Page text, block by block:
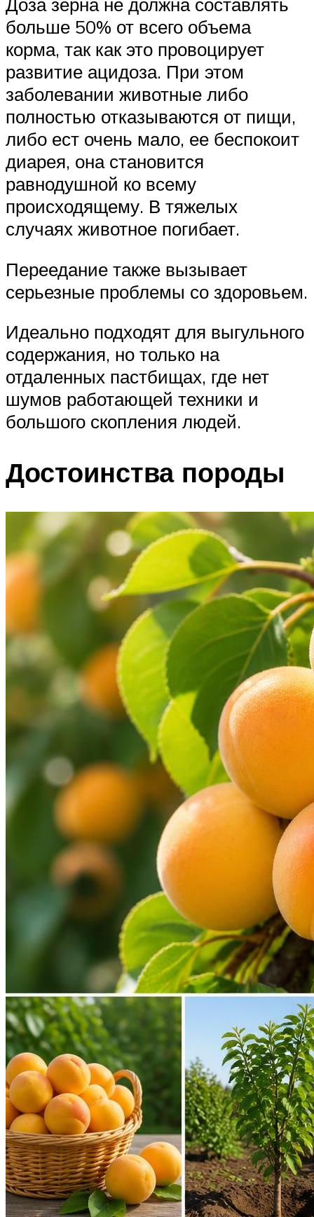
больше 50% от всего объема
корма, так как это провоцирует
развитие ацидоза. При этом
заболевании животные либо
полностью отказываются от пищи,
либо ест очень мало, ее беспокоит
диарея, она становится
равнодушной ко всему
происходящему. В тяжелых
случаях животное погибает.
Переедание также вызывает
серьезные проблемы со здоровьем.
Идеально подходят для выгульного
содержания, но только на
отдаленных пастбищах, где нет
шумов работающей техники и
большого скопления людей.
Достоинства породы